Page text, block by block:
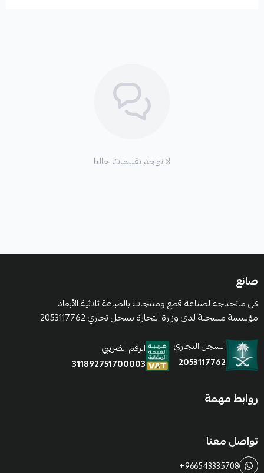
لا توجد تقييمات حاليا
صانع
كل ماتحتاجه لصناعة قطع ومنتجات بالطباعة ثلاثية الأبعاد
مؤسسة مسجلة لدى وزارة التجارة بسجل تجاري 2053117762.
السجل التجاري
2053117762
الرقم الضريبي
311892751700003
روابط مهمة
تواصل معنا
+966543335708